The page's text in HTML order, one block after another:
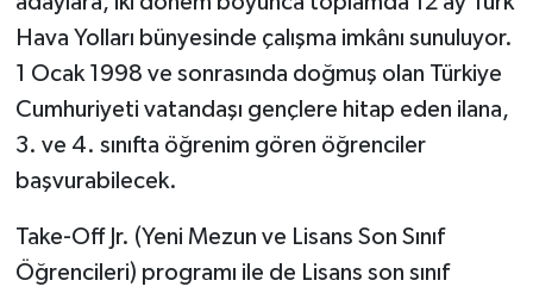
Hava Yolları bünyesinde çalışma imkânı sunuluyor.
1 Ocak 1998 ve sonrasında doğmuş olan Türkiye
Cumhuriyeti vatandaşı gençlere hitap eden ilana,
3. ve 4. sınıfta öğrenim gören öğrenciler
başvurabilecek.
Take-Off Jr. (Yeni Mezun ve Lisans Son Sınıf
Öğrencileri) programı ile de Lisans son sınıf